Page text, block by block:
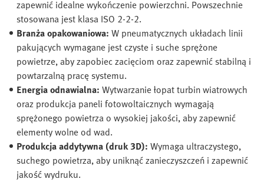
zapewnić idealne wykończenie powierzchni. Powszechnie
stosowana jest klasa ISO 2-2-2.
Branża opakowaniowa: W pneumatycznych układach linii
pakujących wymagane jest czyste i suche sprężone
powietrze, aby zapobiec zacięciom oraz zapewnić stabilną i
powtarzalną pracę systemu.
Energia odnawialna: Wytwarzanie łopat turbin wiatrowych
oraz produkcja paneli fotowoltaicznych wymagają
sprężonego powietrza o wysokiej jakości, aby zapewnić
elementy wolne od wad.
Produkcja addytywna (druk 3D): Wymaga ultraczystego,
suchego powietrza, aby uniknąć zanieczyszczeń i zapewnić
jakość wydruku.